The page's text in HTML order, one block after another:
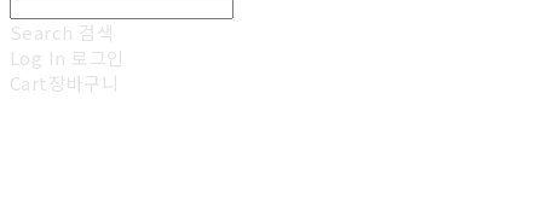
Search 검색
Log In 로그인
Cart장바구니